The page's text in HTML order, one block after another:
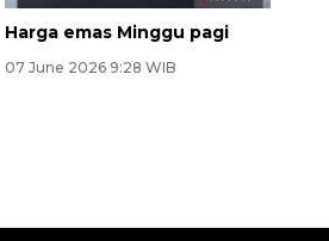
Harga emas Minggu pagi
07 June 2026 9:28 WIB